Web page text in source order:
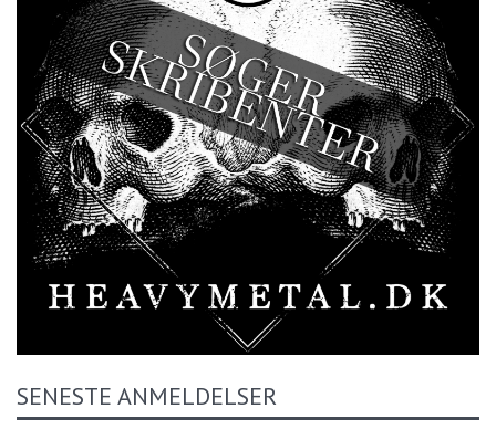
SENESTE ANMELDELSER